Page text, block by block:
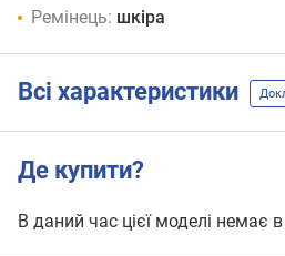
Ремінець: шкіра
Всі характеристики
Де купити?
В даний час цієї моделі немає